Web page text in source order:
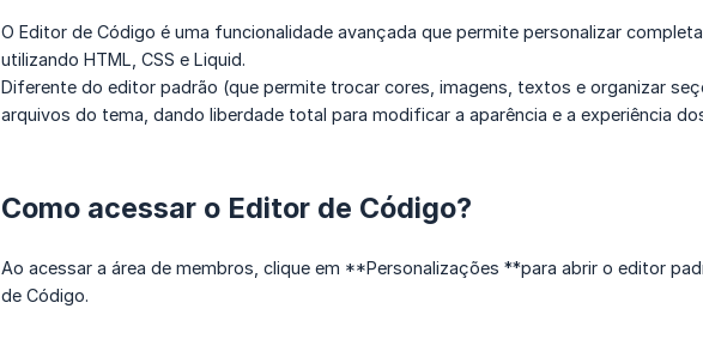
O Editor de Código é uma funcionalidade avançada que permite personalizar
utilizando HTML, CSS e Liquid.
Diferente do editor padrão (que permite trocar cores, imagens, textos e organizar
arquivos do tema, dando liberdade total para modificar a aparência e a experiência
Como acessar o Editor de Código?
Ao acessar a área de membros, clique em **Personalizações **para abrir o editor
de Código.